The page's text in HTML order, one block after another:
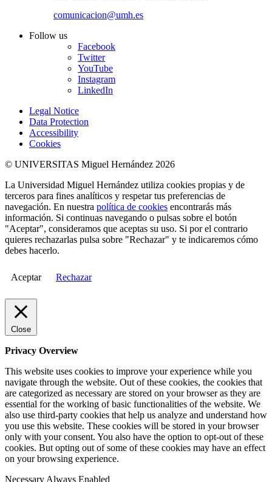
comunicacion@umh.es
Follow us
Facebook
Twitter
YouTube
Instagram
LinkedIn
Legal Notice
Data Protection
Accessibility
Cookies
© UNIVERSITAS Miguel Hernández 2026
La Universidad Miguel Hernández utiliza cookies propias y de
terceros para fines analíticos y respetar tus preferencias de
navegación. En nuestra política de cookies encontrarás más
información. Si continuas navegando o pulsas sobre el botón
"Aceptar", consideramos que aceptas su uso. Si por el contrario
quieres rechazarlas pulsa sobre "Rechazar" y te indicaremos cómo
debes hacerlo.
Aceptar Rechazar
Close
Privacy Overview
This website uses cookies to improve your experience while you
navigate through the website. Out of these cookies, the cookies that
are categorized as necessary are stored on your browser as they are
essential for the working of basic functionalities of the website. We
also use third-party cookies that help us analyze and understand how
you use this website. These cookies will be stored in your browser
only with your consent. You also have the option to opt-out of these
cookies. But opting out of some of these cookies may have an effect
on your browsing experience.
Necessary Always Enabled